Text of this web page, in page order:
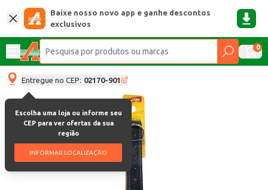
Baixe nosso novo app e ganhe descontos
exclusivos
0
Entregue no CEP: 02170-901
Escolha uma loja ou informe seu
CEP para ver ofertas da sua
região
INFORMAR LOCALIZAÇÃO